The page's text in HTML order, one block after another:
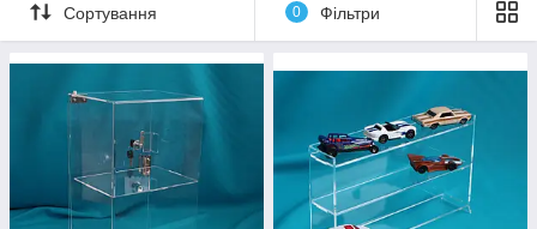
Сортування 0 Фільтри